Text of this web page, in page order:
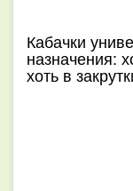
Кабачки
назначения:
хоть в